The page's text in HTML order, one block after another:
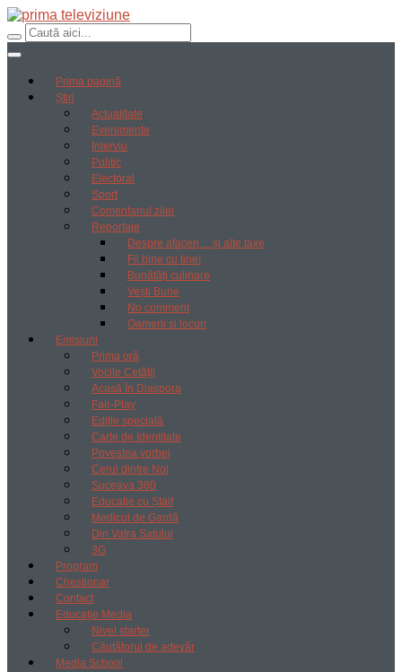
Prima pagină
Știri
Actualitate
Evenimente
Interviu
Politic
Electoral
Sport
Comentariul zilei
Reportaje
Despre afaceri… și alte taxe
Fii bine cu tine!
Bunătăți culinare
Vești Bune
No comment
Oameni si locuri
Emisiuni
Prima oră
Vocile Cetății
Acasă în Diaspora
Fair-Play
Ediție specială
Carte de Identitate
Povestea vorbei
Cerul dintre Noi
Suceava 360
Educație cu Ștaif
Medicul de Gardă
Din Vatra Satului
3G
Program
Chestionar
Contact
Educație Media
Nivel starter
Căutătorul de adevăr
Media School